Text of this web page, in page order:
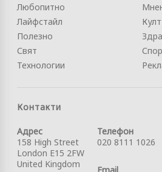
Любопитно
Лайфстайл
Полезно
Свят
Технологии
Контакти
Адрес
158 High Street
London E15 2FW
United Kingdom
Телефон
020 8111 1026